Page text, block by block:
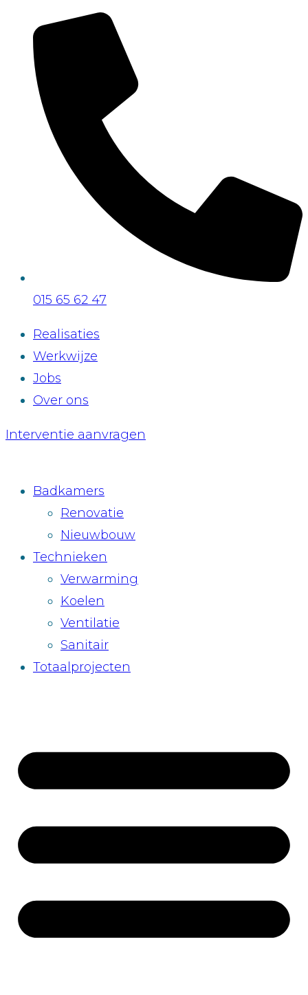
015 65 62 47
Realisaties
Werkwijze
Jobs
Over ons
Interventie aanvragen
Badkamers
Renovatie
Nieuwbouw
Technieken
Verwarming
Koelen
Ventilatie
Sanitair
Totaalprojecten